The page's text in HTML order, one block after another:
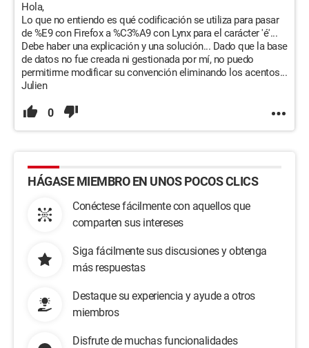
Hola,
Lo que no entiendo es qué codificación se utiliza para pasar
de %E9 con Firefox a %C3%A9 con Lynx para el carácter 'é'...
Debe haber una explicación y una solución... Dado que la base
de datos no fue creada ni gestionada por mí, no puedo
permitirme modificar su convención eliminando los acentos...
Julien
0
HÁGASE MIEMBRO EN UNOS POCOS CLICS
Conéctese fácilmente con aquellos que
comparten sus intereses
Siga fácilmente sus discusiones y obtenga
más respuestas
Destaque su experiencia y ayude a otros
miembros
Disfrute de muchas funcionalidades